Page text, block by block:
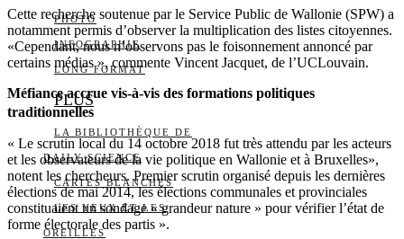
PHOTO
INFOGRAPHIE
LONG FORMAT
PLUS
LA BIBLIOTHÈQUE DE
DAILY SCIENCE
CARTES BLANCHES
LES YEUX ET LES
OREILLES
Cette recherche soutenue par le Service Public de Wallonie (SPW) a
notamment permis d’observer la multiplication des listes citoyennes.
«Cependant, nous n’observons pas le foisonnement annoncé par
certains médias », commente Vincent Jacquet, de l’UCLouvain.
Méfiance accrue vis-à-vis des formations politiques
traditionnelles
« Le scrutin local du 14 octobre 2018 fut très attendu par les acteurs
et les observateurs de la vie politique en Wallonie et à Bruxelles»,
notent les chercheurs. Premier scrutin organisé depuis les dernières
élections de mai 2014, les élections communales et provinciales
constituaient un sondage « grandeur nature » pour vérifier l’état de
forme électorale des partis ».